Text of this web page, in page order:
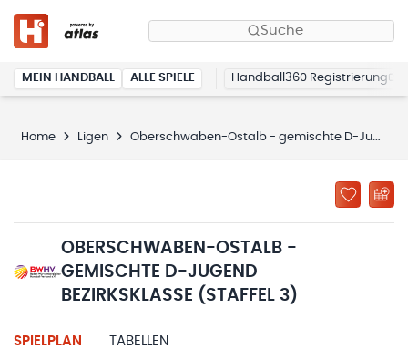
Suche
MEIN HANDBALL ALLE SPIELE Handball360 Registrierung
Home Ligen Oberschwaben-Ostalb - gemischte D-Jugend Bezirksklasse (Staffel 3)
OBERSCHWABEN-OSTALB -
GEMISCHTE D-JUGEND
BEZIRKSKLASSE (STAFFEL 3)
SPIELPLAN TABELLEN